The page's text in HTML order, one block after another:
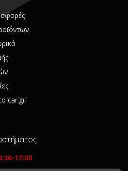
car.gr
17:00